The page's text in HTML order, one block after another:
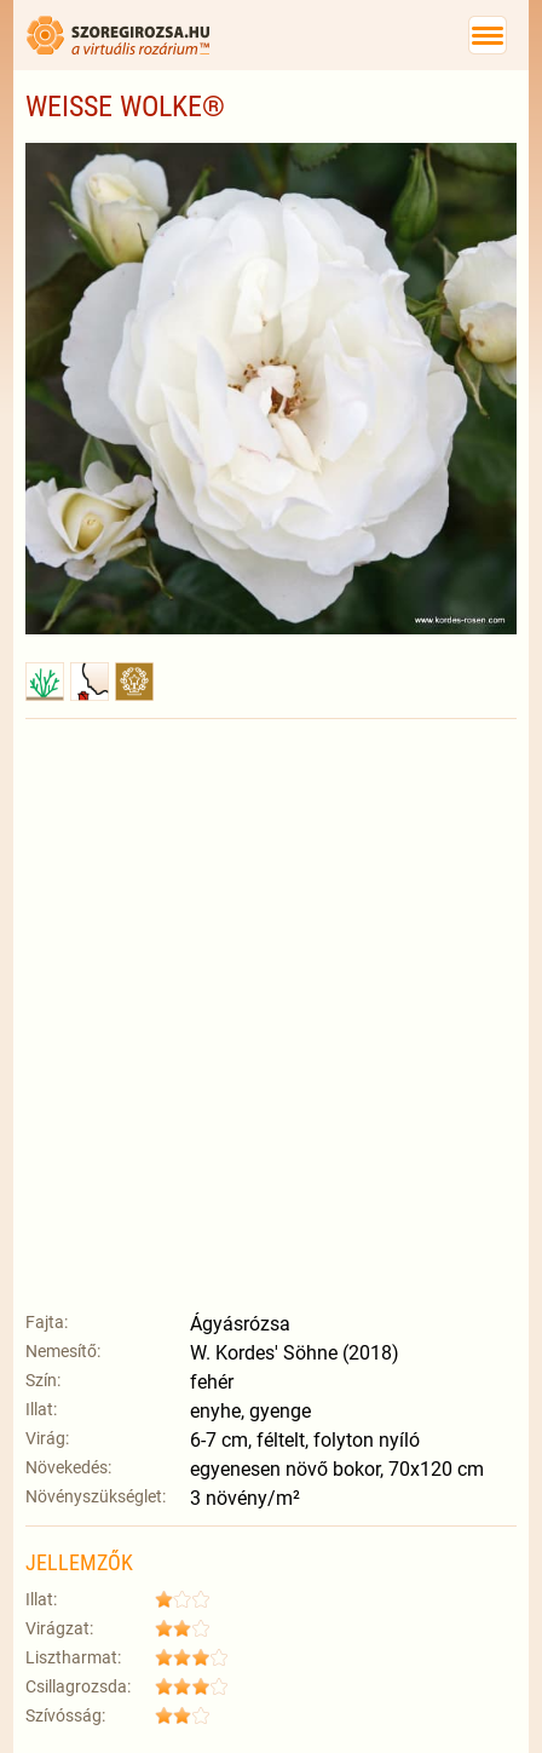
WEISSE WOLKE®
Fajta: Ágyásrózsa
Nemesítő: W. Kordes' Söhne (2018)
Szín: fehér
Illat: enyhe, gyenge
Virág: 6-7 cm, féltelt, folyton nyíló
Növekedés: egyenesen növő bokor, 70x120 cm
Növényszükséglet: 3 növény/m²
JELLEMZŐK
Illat:
Virágzat:
Lisztharmat:
Csillagrozsda:
Szívósság: